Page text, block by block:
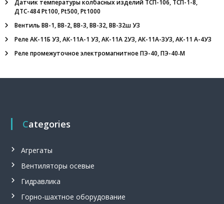
Датчик температуры колбасных изделий ТСП-106, ТСП-1-8,
ДТС-484 Pt100, Pt500, Pt1000
Вентиль ВВ-1, ВВ-2, ВВ-3, ВВ-32, ВВ-32ш У3
Реле АК-11Б У3, АК-11А-1 У3, АК-11А 2У3, АК-11А-3У3, АК-11 А-4У3
Реле промежуточное электромагнитное ПЭ-40, ПЭ-40‑М
Categories
Агрегаты
Вентиляторы осевые
Гидравлика
Горно-шахтное оборудование